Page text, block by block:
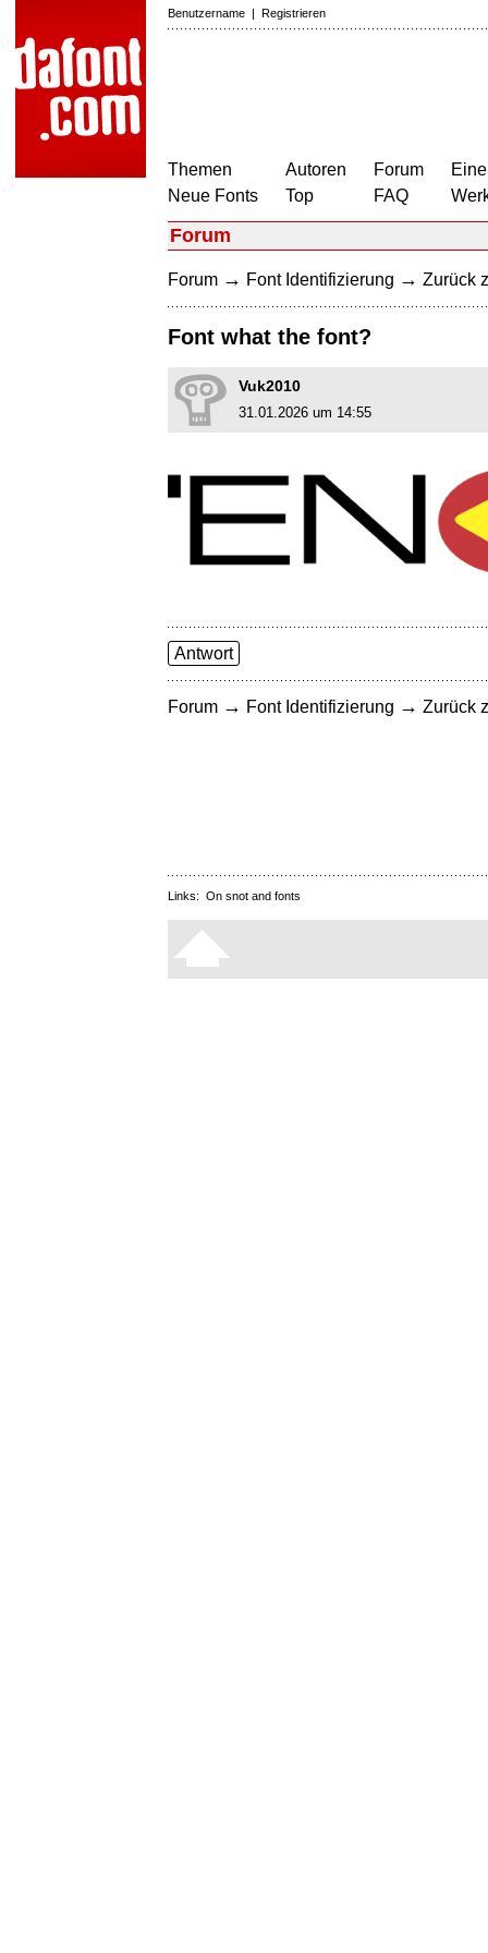
Benutzername | Registrieren
Themen
Neue Fonts
Autoren
Top
Forum
FAQ
Forum
Forum → Font Identifizierung → Zurück
Font what the font?
Vuk2010
31.01.2026 um 14:55
Antwort
Forum → Font Identifizierung → Zurück
Links: On snot and fonts